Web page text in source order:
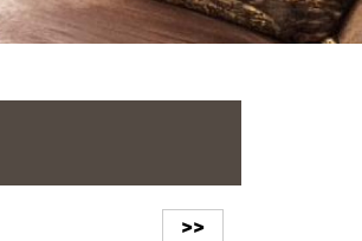
>>